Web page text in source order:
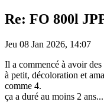
Re: FO 800l
Jeu 08 Jan 2026, 14:07
Il a commencé à avoir
à petit, décoloration et
comme 4.
ça a duré au moins 2 ans...